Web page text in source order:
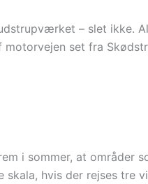
– slet ikke.
set fra
i sommer, at områder
skala, hvis der rejses tre